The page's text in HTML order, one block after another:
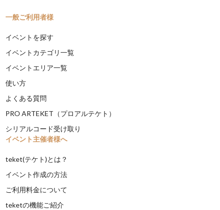
一般ご利用者様
イベントを探す
イベントカテゴリ一覧
イベントエリア一覧
使い方
よくある質問
PRO ARTEKET（プロアルテケト）
シリアルコード受け取り
イベント主催者様へ
teket(テケト)とは？
イベント作成の方法
ご利用料金について
teketの機能ご紹介